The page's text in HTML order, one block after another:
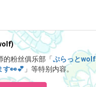
粉丝俱乐部「ぷらっとwolf
す👀💕 」等特别内容。